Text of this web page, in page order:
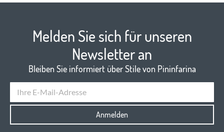
Melden Sie sich für unseren
Newsletter an
Bleiben Sie informiert über Stile von Pininfarina
Anmelden